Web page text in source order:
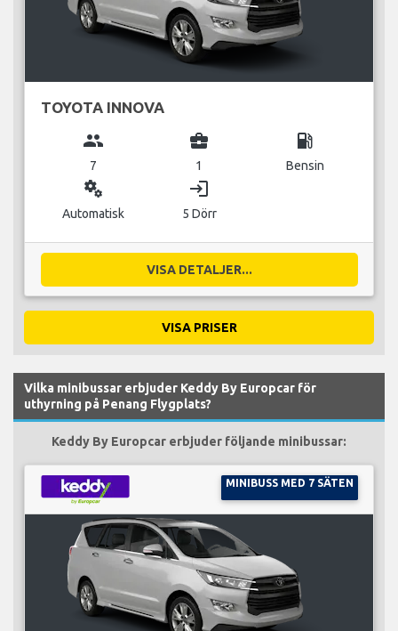
TOYOTA INNOVA
group
7
business_center
1
local_gas_station
Bensin
miscellaneous_services
Automatisk
login
5 Dörr
VISA DETALJER...
VISA PRISER
Vilka minibussar erbjuder Keddy By Europcar för
uthyrning på Penang Flygplats?
Keddy By Europcar erbjuder följande minibussar:
MINIBUSS MED 7 SÄTEN